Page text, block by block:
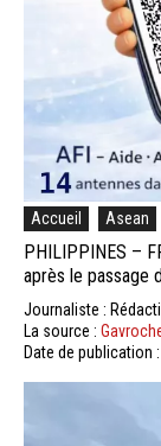
Accueil Asean
PHILIPPINES –
après le passage
Journaliste :
La source :
Date de publication